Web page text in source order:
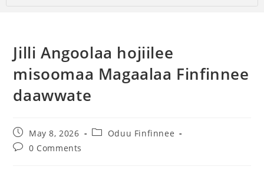
Jilli Angoolaa hojiilee
misoomaa Magaalaa Finfinnee
daawwate
May 8, 2026
Oduu Finfinnee
0 Comments